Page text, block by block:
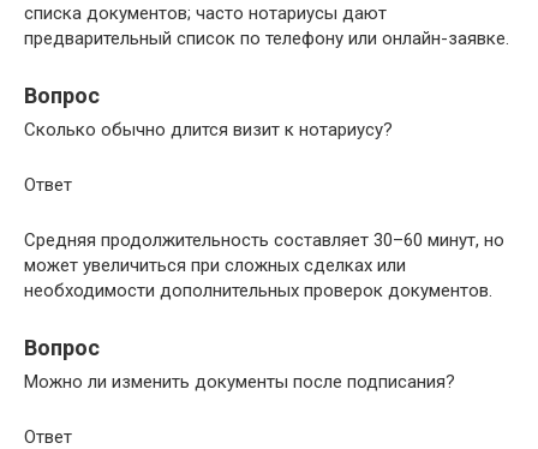
списка документов; часто нотариусы дают
предварительный список по телефону или онлайн-заявке.
Вопрос
Сколько обычно длится визит к нотариусу?
Ответ
Средняя продолжительность составляет 30–60 минут, но
может увеличиться при сложных сделках или
необходимости дополнительных проверок документов.
Вопрос
Можно ли изменить документы после подписания?
Ответ